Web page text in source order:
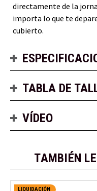
directamente de la
importa lo que te
cubierto.
TABLA DE
VÍDEO
TAMBIÉN
LIQUIDACIÓN